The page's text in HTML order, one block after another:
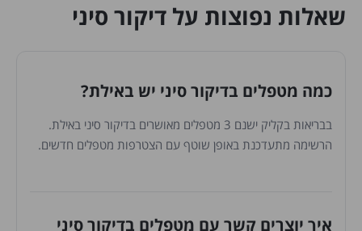
שאלות נפוצות על דיקור סיני
כמה מטפלים בדיקור סיני יש באילת?
בבריאות בקליק ישנם 3 מטפלים מאושרים בדיקור סיני באילת.
הרשימה מתעדכנת באופן שוטף עם הצטרפות מטפלים חדשים.
איך יוצרים קשר עם מטפלים בדיקור סיני